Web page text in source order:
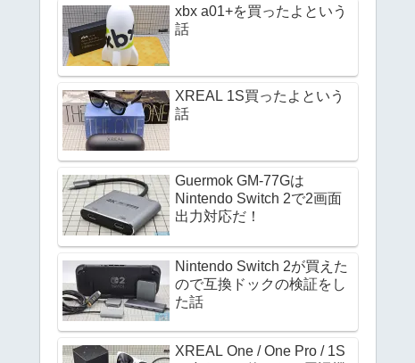
xbx a01+を買ったよという
話
XREAL 1S買ったよという
話
Guermok GM-77Gは
Nintendo Switch 2で2画面
出力対応だ！
Nintendo Switch 2が買えた
ので互換ドックの検証をし
た話
XREAL One / One Pro / 1S